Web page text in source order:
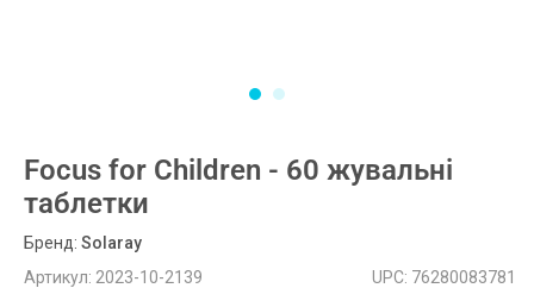
Focus for Children - 60 жувальні
таблетки
Бренд: Solaray
Артикул: 2023-10-2139 UPC: 76280083781